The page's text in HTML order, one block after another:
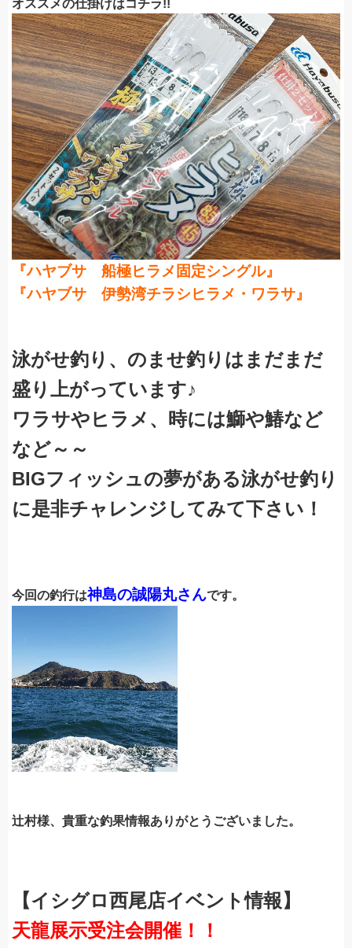
オススメの仕掛けはコチラ!!
『ハヤブサ 船極ヒラメ固定シングル』
『ハヤブサ 伊勢湾チラシヒラメ・ワラサ』
泳がせ釣り、のませ釣りはまだまだ
盛り上がっています♪
ワラサやヒラメ、時には鰤や鰆など
など～～
BIGフィッシュの夢がある泳がせ釣り
に是非チャレンジしてみて下さい！
今回の釣行は神島の誠陽丸さんです。
辻村様、貴重な釣果情報ありがとうございました。
【イシグロ西尾店イベント情報】
天龍展示受注会開催！！